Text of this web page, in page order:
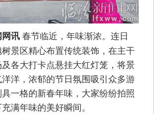
讯春节临近，年味渐浓。连日
景区精心布置传统装饰，在主干
各大打卡点悬挂大红灯笼，将景
洋，浓郁的节日氛围吸引众多游
一格的新春年味，大家纷纷拍照
满年味的美好瞬间。